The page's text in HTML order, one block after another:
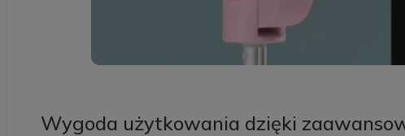
Wygoda użytkowania dzięki